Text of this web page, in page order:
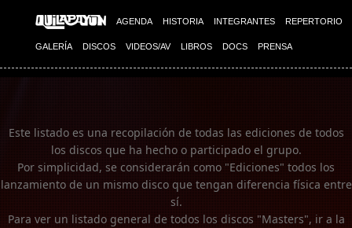
AGENDA HISTORIA INTEGRANTES REPERTORIO
GALERÍA DISCOS VIDEOS/AV LIBROS DOCS PRENSA
Imagen 01
Este listado es una recopilación de todas las ediciones de todos
los discos que ha hecho o participado el grupo.
Por simplicidad, se considerarán como "Ediciones" todos los
lanzamiento de un mismo disco que tengan diferencia física entre
sí.
Para ver un listado general de todos los discos "Masters", ir a la